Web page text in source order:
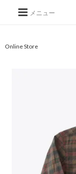
メニュー
Online Store